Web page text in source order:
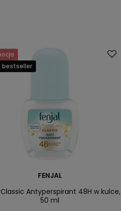
bestseller
FENJAL
Antyperspirant 48H w kulce,
50 ml